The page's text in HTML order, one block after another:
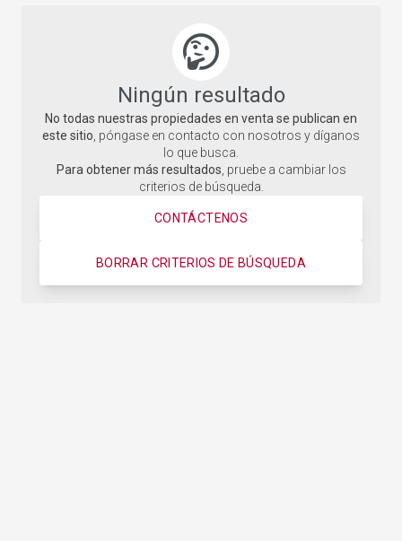
Ningún resultado
No todas nuestras propiedades en venta se publican en
este sitio , póngase en contacto con nosotros y díganos
lo que busca.
Para obtener más resultados , pruebe a cambiar los
criterios de búsqueda.
CONTÁCTENOS
BORRAR CRITERIOS DE BÚSQUEDA